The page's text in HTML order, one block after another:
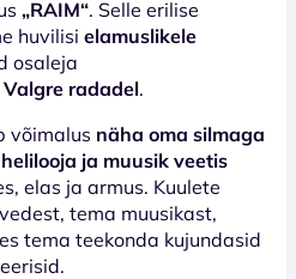
„RAIM“. Selle erilise
huvilisi elamuslikele
osaleja
Valgre radadel.
võimalus näha oma silmaga
ja muusik veetis
elas ja armus. Kuulete
tema muusikast,
tema teekonda kujundasid